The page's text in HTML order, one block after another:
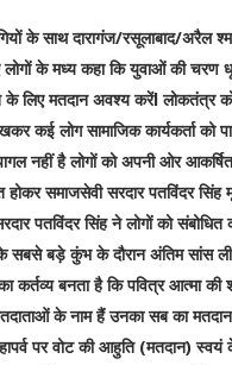
के साथ दारागंज/रसूलाबाद/अरैल
के मध्य कहा कि युवाओं की
के लिए मतदान अवश्य करेंl
कई लोग सामाजिक कार्यकर्ता
नहीं है लोगों को अपनी ओर
समाजसेवी सरदार पतविंदर
पतविंदर सिंह ने लोगों को
सबसे बड़े कुंभ के दौरान अंतिम सांस
बनता है कि पवित्र आत्मा की
के नाम हैं उनका सब का
पर वोट की आहुति (मतदान)